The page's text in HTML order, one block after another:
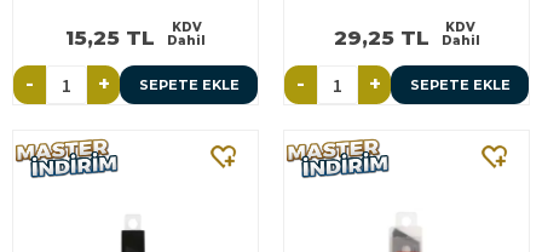
15,25 TL
KDV
Dahil
- + SEPETE EKLE
29,25 TL
KDV
Dahil
- + SEPETE EKLE